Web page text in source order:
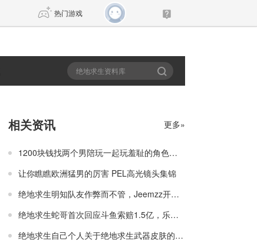
热门游戏
传奇4
相关资讯 更多»
1200块钱找两个男陪玩一起玩羞耻的角色扮演
让你瞧瞧欧洲猛男的厉害 PEL高光镜头集锦
绝地求生明知队友作弊而不管，Jeemzz开锤：他配有专属皮肤？
绝地求生蛇哥首次回应斗鱼索赔1.5亿，乐观回应还文中带皮
绝地求生自己个人关于绝地求生武器皮肤的排行